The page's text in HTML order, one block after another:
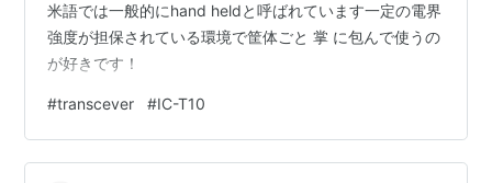
米語では一般的にhand heldと呼ばれています一定の電界
強度が担保されている環境で筐体ごと 掌 に包んで使うの
が好きです！
#transcever #IC-T10